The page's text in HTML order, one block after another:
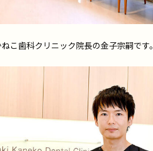
こ歯科クリニック院長の金子宗嗣です。